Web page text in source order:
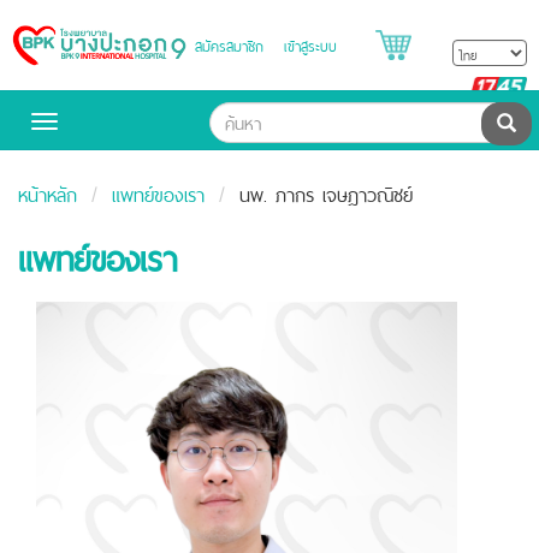
Bangpakok
Hospital
สมัครสมาชิก เข้าสู่ระบบ
Toggle
ค้น
หน้าหลัก แพทย์ของเรา นพ. ภากร เจษฎาวณิชย์
แพทย์ของเรา